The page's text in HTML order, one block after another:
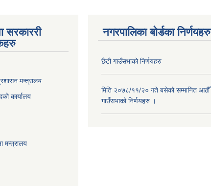
सरकाररी
मन्त्रालय
कार्यालय
मन्त्रालय
नगरपालिका बोर्डका निर्णयहरु
छैटौ गाउँसभाको निर्णयहरु
मिति २०७८/११/२० गते बसेको सम्मानित आठौँ
गाउँसभाको निर्णयहरु ।